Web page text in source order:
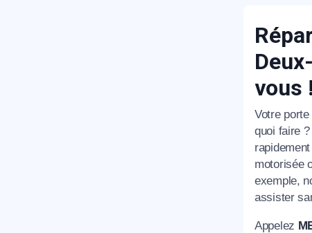
vous !
Votre
quoi faire ?
motorisée
exemple,
assister
Appelez